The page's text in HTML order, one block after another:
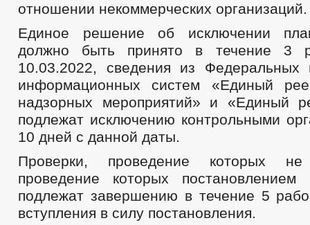
отношении некоммерческих организаций.
Единое решение об исключении
должно быть принято в течение 3
10.03.2022, сведения из Федеральных
информационных систем «Единый
надзорных мероприятий» и «Единый
подлежат исключению контрольными
10 дней с данной даты.
Проверки, проведение которых
проведение которых постановлением
подлежат завершению в течение 5
вступления в силу постановления.